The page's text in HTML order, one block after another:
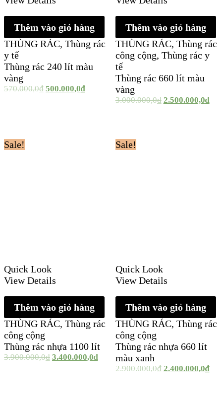
Thêm vào giỏ hàng
THÙNG RÁC, Thùng rác
y tế
Thùng rác 240 lít màu
vàng
570.000,0₫ 500.000,0₫
Thêm vào giỏ hàng
THÙNG RÁC, Thùng rác
công cộng, Thùng rác y
tế
Thùng rác 660 lít màu
vàng
3.000.000,0₫ 2.500.000,0₫
Sale!
Quick Look
View Details
Thêm vào giỏ hàng
THÙNG RÁC, Thùng rác
công cộng
Thùng rác nhựa 1100 lít
3.900.000,0₫ 3.400.000,0₫
Sale!
Quick Look
View Details
Thêm vào giỏ hàng
THÙNG RÁC, Thùng rác
công cộng
Thùng rác nhựa 660 lít
màu xanh
2.900.000,0₫ 2.400.000,0₫